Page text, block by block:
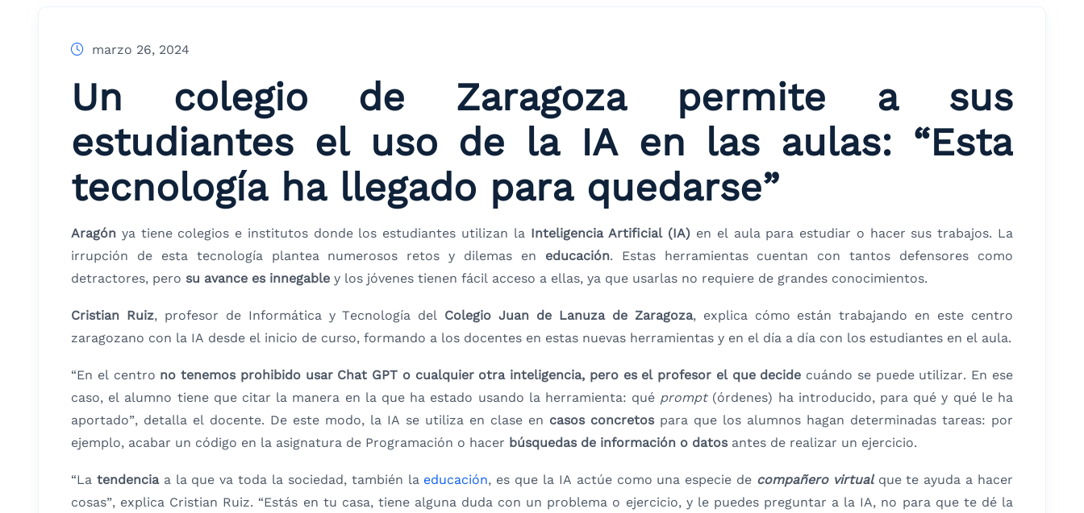
marzo 26, 2024
Un colegio de Zaragoza permite a sus
estudiantes el uso de la IA en las aulas: “Esta
tecnología ha llegado para quedarse”
Aragón ya tiene colegios e institutos donde los estudiantes utilizan la Inteligencia Artificial (IA) en el aula para estudiar o hacer sus trabajos. La
irrupción de esta tecnología plantea numerosos retos y dilemas en educación. Estas herramientas cuentan con tantos defensores como
detractores, pero su avance es innegable y los jóvenes tienen fácil acceso a ellas, ya que usarlas no requiere de grandes conocimientos.
Cristian Ruiz, profesor de Informática y Tecnología del Colegio Juan de Lanuza de Zaragoza, explica cómo están trabajando en este centro
zaragozano con la IA desde el inicio de curso, formando a los docentes en estas nuevas herramientas y en el día a día con los estudiantes en el aula.
“En el centro no tenemos prohibido usar Chat GPT o cualquier otra inteligencia, pero es el profesor el que decide cuándo se puede utilizar. En ese
caso, el alumno tiene que citar la manera en la que ha estado usando la herramienta: qué prompt (órdenes) ha introducido, para qué y qué le ha
aportado”, detalla el docente. De este modo, la IA se utiliza en clase en casos concretospara que los alumnos hagan determinadas tareas: por
ejemplo, acabar un código en la asignatura de Programación o hacer búsquedas de información o datosantes de realizar un ejercicio.
“La tendencia a la que va toda la sociedad, también la educación, es que la IA actúe como una especie de compañero virtual que te ayuda a hacer
cosas”, explica Cristian Ruiz. “Estás en tu casa, tiene alguna duda con un problema o ejercicio, y le puedes preguntar a la IA, no para que te dé la